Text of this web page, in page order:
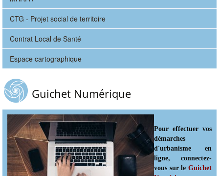
CTG - Projet social de territoire
Contrat Local de Santé
Espace cartographique
Guichet Numérique
Pour effectuer vos
démarches
d'urbanisme en
ligne, connectez-
vous sur le Guichet